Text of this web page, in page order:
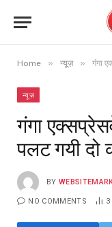
Home » न्यूज़ » गंगा
न्यूज़
गंगा
पलट गयी दो
BY
NO COMMENTS 3